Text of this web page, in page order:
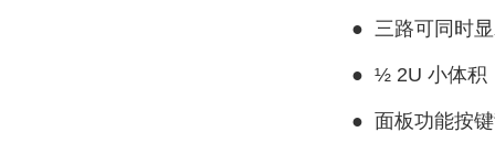
● 三路可同时
● ½ 2U 小体积
● 面板功能按